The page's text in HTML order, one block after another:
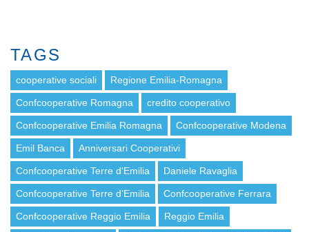
TAGS
cooperative sociali Regione Emilia-Romagna
Confcooperative Romagna credito cooperativo
Confcooperative Emilia Romagna Confcooperative Modena
Emil Banca Anniversari Cooperativi
Confcooperative Terre d'Emilia Daniele Ravaglia
Confcooperative Terre d’Emilia Confcooperative Ferrara
Confcooperative Reggio Emilia Reggio Emilia